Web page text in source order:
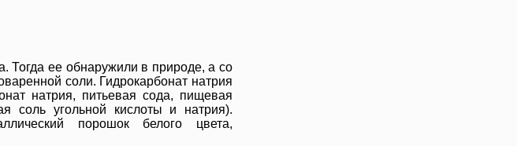
Тогда ее обнаружили в природе, а со
соли. Гидрокарбонат натрия
натрия, питьевая сода, пищевая
соль угольной кислоты и натрия).
порошок белого цвета,